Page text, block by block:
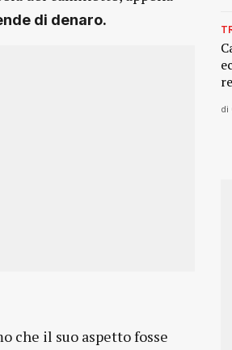
di denaro.
che il suo aspetto fosse
di